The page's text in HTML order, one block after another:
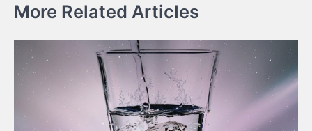
More Related Articles